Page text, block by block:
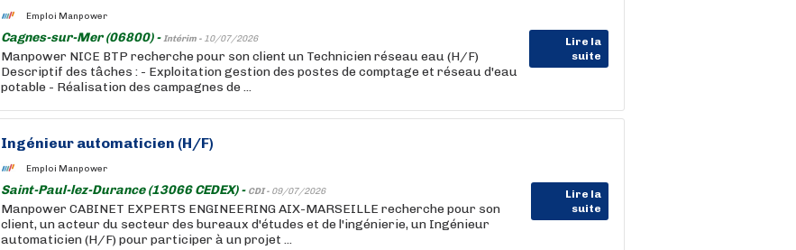
Emploi Manpower
Cagnes-sur-Mer (06800) -Intérim - 10/07/2026
Lire la
suite
Manpower NICE BTP recherche pour son client un Technicien réseau eau (H/F)
Descriptif des tâches : - Exploitation gestion des postes de comptage et réseau d'eau
potable - Réalisation des campagnes de ...
Ingénieur automaticien (H/F)
Emploi Manpower
Saint-Paul-lez-Durance (13066 CEDEX) - CDI - 09/07/2026
Lire la
suite
Manpower CABINET EXPERTS ENGINEERING AIX-MARSEILLE recherche pour son
client, un acteur du secteur des bureaux d'études et de l'ingénierie, un Ingénieur
automaticien (H/F) pour participer à un projet ...